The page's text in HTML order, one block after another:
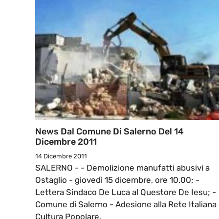
News Dal Comune Di Salerno Del 14
Dicembre 2011
14 Dicembre 2011
SALERNO - - Demolizione manufatti abusivi a
Ostaglio - giovedì 15 dicembre, ore 10.00; -
Lettera Sindaco De Luca al Questore De Iesu; -
Comune di Salerno - Adesione alla Rete Italiana
Cultura Popolare.